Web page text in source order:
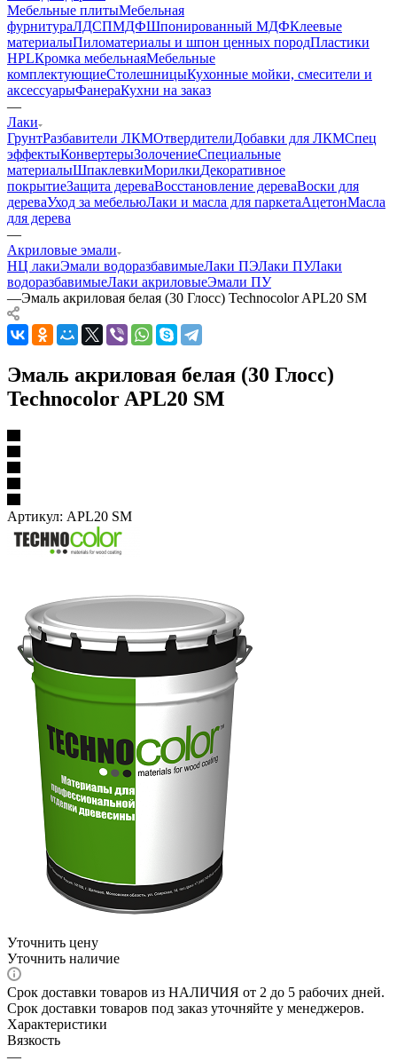
Мебельные плитыМебельная
фурнитураЛДСПМДФШпонированный МДФКлеевые
материалыПиломатериалы и шпон ценных породПластики
HPLКромка мебельнаяМебельные
комплектующиеСтолешницыКухонные мойки, смесители и
аксессуарыФанераКухни на заказ
—
Лаки
ГрунтРазбавители ЛКМОтвердителиДобавки для ЛКМСпец
эффектыКонвертерыЗолочениеСпециальные
материалыШпаклевкиМорилкиДекоративное
покрытиеЗащита дереваВосстановление дереваВоски для
дереваУход за мебельюЛаки и масла для паркетаАцетонМасла
для дерева
—
Акриловые эмали
НЦ лакиЭмали водоразбавимыеЛаки ПЭЛаки ПУЛаки
водоразбавимыеЛаки акриловыеЭмали ПУ
—Эмаль акриловая белая (30 Глосс) Technocolor APL20 SM
Эмаль акриловая белая (30 Глосс)
Technocolor APL20 SM
Артикул: APL20 SM
Уточнить цену
Уточнить наличие
Срок доставки товаров из НАЛИЧИЯ от 2 до 5 рабочих дней.
Срок доставки товаров под заказ уточняйте у менеджеров.
Характеристики
Вязкость
—